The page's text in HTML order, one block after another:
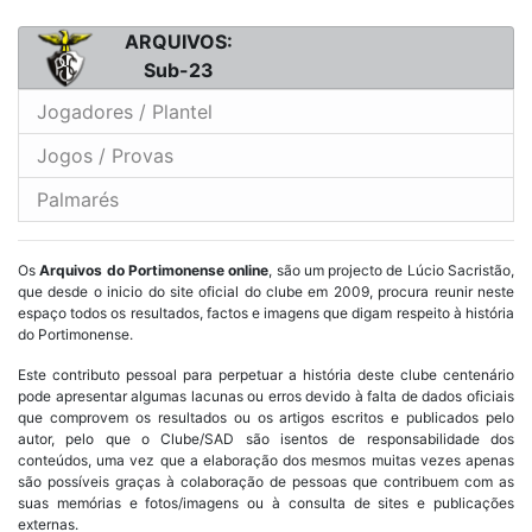
ARQUIVOS:
Sub-23
Jogadores / Plantel
Jogos / Provas
Palmarés
OsArquivos do Portimonense online, são um projecto de Lúcio Sacristão,
que desde o inicio do site oficial do clube em 2009, procura reunir neste
espaço todos os resultados, factos e imagens que digam respeito à história
do Portimonense.
Este contributo pessoal para perpetuar a história deste clube centenário
pode apresentar algumas lacunas ou erros devido à falta de dados oficiais
que comprovem os resultados ou os artigos escritos e publicados pelo
autor, pelo que o Clube/SAD são isentos de responsabilidade dos
conteúdos, uma vez que a elaboração dos mesmos muitas vezes apenas
são possíveis graças à colaboração de pessoas que contribuem com as
suas memórias e fotos/imagens ou à consulta de sites e publicações
externas.